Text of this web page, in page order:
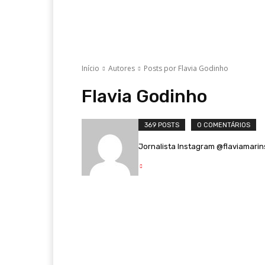
Início Autores Posts por Flavia Godinho
Flavia Godinho
369 POSTS 0 COMENTÁRIOS
Jornalista Instagram